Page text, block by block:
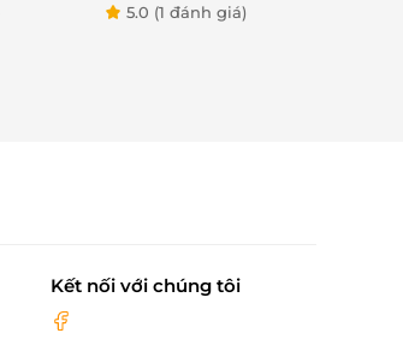
Mission X, Quà lưu niệm
5.0 (1 đánh giá)
Kết nối với chúng tôi